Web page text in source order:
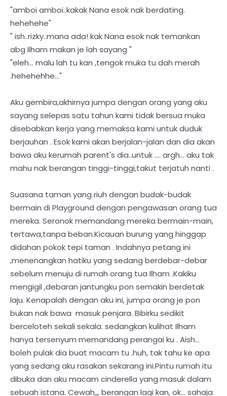
"amboi amboi..kakak Nana esok nak berdating.
hehehehe"
" ish..rizky..mana ada! kak Nana esok nak temankan
abg Ilham makan je lah sayang "
"eleh... malu lah tu kan ,tengok muka tu dah merah
.hehehehhe..."
Aku gembira,akhirnya jumpa dengan orang yang aku
sayang selepas satu tahun kami tidak bersua muka
disebabkan kerja yang memaksa kami untuk duduk
berjauhan . Esok kami akan berjalan-jalan dan dia akan
bawa aku kerumah parent's dia..untuk .... argh... aku tak
mahu nak berangan tinggi-tinggi,takut terjatuh nanti .
Suasana taman yang riuh dengan budak-budak
bermain di Playground dengan pengawasan orang tua
mereka. Seronok memandang mereka bermain-main,
tertawa,tanpa beban.Kicauan burung yang hinggap
didahan pokok tepi taman . Indahnya petang ini
,menenangkan hatiku yang sedang berdebar-debar
sebelum menuju di rumah orang tua Ilham .Kakiku
mengigil ,debaran jantungku pon semakin berdetak
laju. Kenapalah dengan aku ini, jumpa orang je pon
bukan nak bawa masuk penjara. Bibirku sedikit
berceloteh sekali sekala. sedangkan kulihat Ilham
hanya tersenyum memandang perangai ku . Aish...
boleh pulak dia buat macam tu .huh, tak tahu ke apa
yang sedang aku rasakan sekarang ini.Pintu rumah itu
dibuka dan aku macam cinderella yang masuk dalam
sebuah istana. Cewah,,, berangan lagi kan, ok... sahaja